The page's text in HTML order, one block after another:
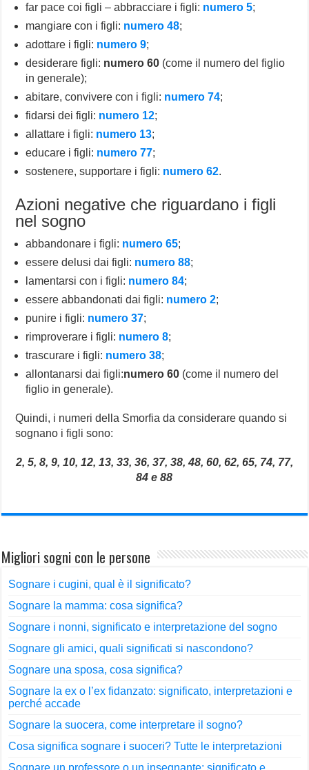
far pace coi figli – abbracciare i figli: numero 5;
mangiare con i figli: numero 48;
adottare i figli: numero 9;
desiderare figli: numero 60 (come il numero del figlio
in generale);
abitare, convivere con i figli: numero 74;
fidarsi dei figli: numero 12;
allattare i figli: numero 13;
educare i figli: numero 77;
sostenere, supportare i figli: numero 62.
Azioni negative che riguardano i figli
nel sogno
abbandonare i figli: numero 65;
essere delusi dai figli: numero 88;
lamentarsi con i figli: numero 84;
essere abbandonati dai figli: numero 2;
punire i figli: numero 37;
rimproverare i figli: numero 8;
trascurare i figli: numero 38;
allontanarsi dai figli:numero 60 (come il numero del
figlio in generale).
Quindi, i numeri della Smorfia da considerare quando si
sognano i figli sono:
2, 5, 8, 9, 10, 12, 13, 33, 36, 37, 38, 48, 60, 62, 65, 74, 77,
84 e 88
Migliori sogni con le persone
Sognare i cugini, qual è il significato?
Sognare la mamma: cosa significa?
Sognare i nonni, significato e interpretazione del sogno
Sognare gli amici, quali significati si nascondono?
Sognare una sposa, cosa significa?
Sognare la ex o l’ex fidanzato: significato, interpretazioni e
perché accade
Sognare la suocera, come interpretare il sogno?
Cosa significa sognare i suoceri? Tutte le interpretazioni
Sognare un professore o un insegnante: significato e